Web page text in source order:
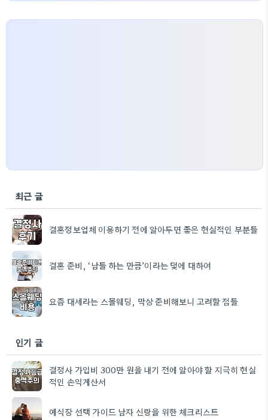
최근 글
결혼정보업체 이용하기 전에 알아두면 좋은 현실적인 부분들
결혼 준비, ‘남들 하는 만큼’이라는 덫에 대하여
요즘 대세라는 스몰웨딩, 막상 준비해보니 고려할 점들
인기 글
결정사 가입비 300만 원을 내기 전에 알아야 할 지극히 현실
적인 손익계산서
예식장 선택 가이드 남자 신랑을 위한 체크리스트